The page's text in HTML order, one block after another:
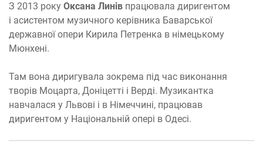
З 2013 року Оксана Линів працювала диригентом
і асистентом музичного керівника Баварської
державної опери Кирила Петренка в німецькому
Мюнхені.
Там вона диригувала зокрема під час виконання
творів Моцарта, Доніцетті і Верді. Музикантка
навчалася у Львові і в Німеччині, працював
диригентом у Національній опері в Одесі.